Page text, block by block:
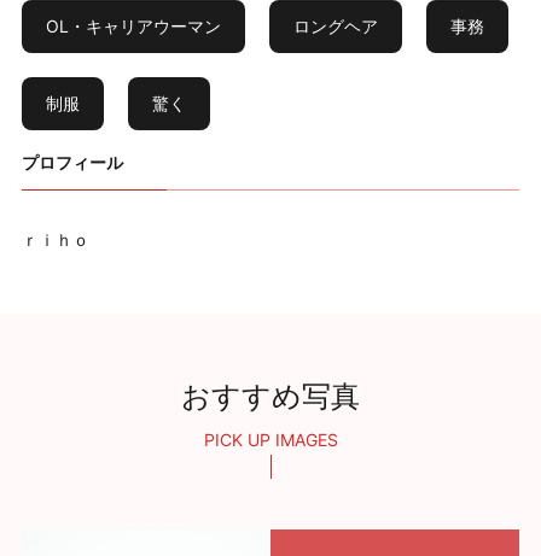
OL・キャリアウーマン ロングヘア 事務
制服 驚く
プロフィール
ｒｉｈｏ
おすすめ写真
PICK UP IMAGES